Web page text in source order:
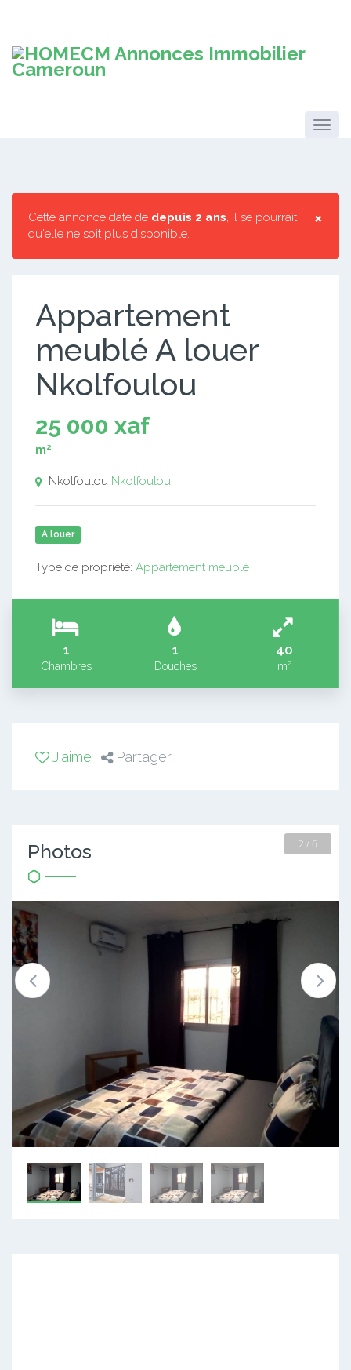
×
Cette annonce date de depuis 2 ans, il se pourrait
qu'elle ne soit plus disponible.
Appartement
meublé A louer
Nkolfoulou
25 000 xaf
m²
Nkolfoulou Nkolfoulou
A louer
Type de propriété: Appartement meublé
1
Chambres
1
Douches
40
m²
J'aime Partager
Photos 2 / 6